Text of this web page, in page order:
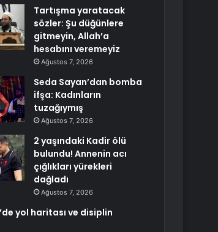
Tartışma yaratacak
sözler: Şu düğünlere
gitmeyin, Allah’a
hesabını veremeyiz
Ağustos 7, 2026
Seda Sayan’dan bomba
ifşa: Kadınların
tuzağıymış
Ağustos 7, 2026
2 yaşındaki Kadir ölü
bulundu! Annenin acı
çığlıkları yürekleri
dağladı
Ağustos 7, 2026
yol haritası ve disiplin